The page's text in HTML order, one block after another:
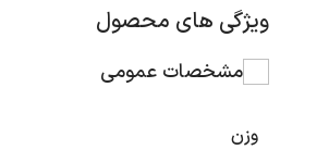
ویژگی های محصول
مشخصات عمومی
وزن